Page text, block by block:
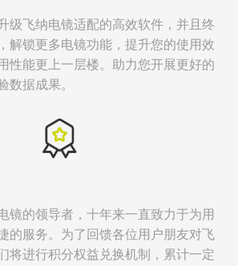
级飞纳电镜适配的高效软件，并且终
解锁更多电镜功能，提升您的使用效
性能更上一层楼。助力您开展更好的
数据成果。
镜的领导者，十年来一直致力于为用
的服务。为了回馈各位用户朋友对飞
将进行积分权益兑换机制，累计一定